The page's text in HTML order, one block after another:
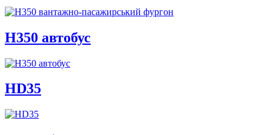
H350 автобус
HD35